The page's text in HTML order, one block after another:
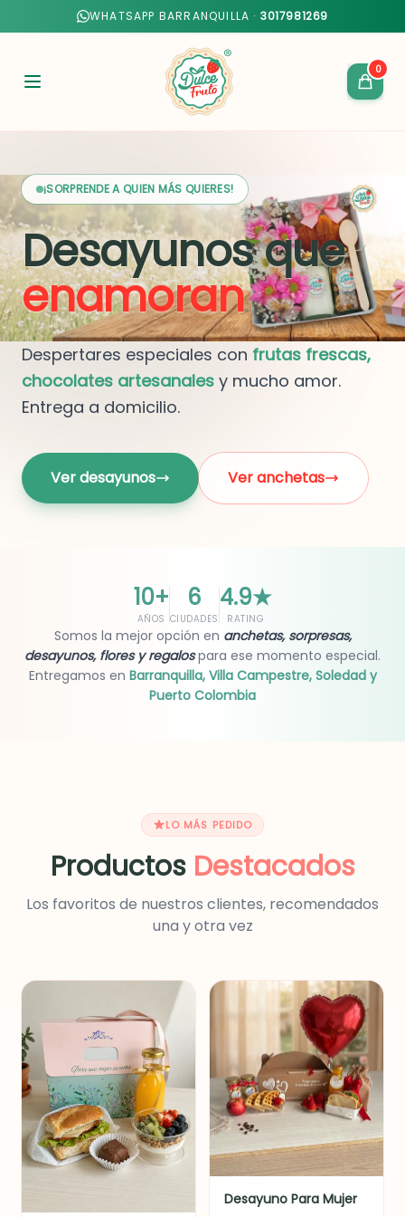
WHATSAPP BARRANQUILLA · 3017981269
0
¡SORPRENDE A QUIEN MÁS QUIERES!
Desayunos que
enamoran
Despertares especiales con frutas frescas,
chocolates artesanales y mucho amor.
Entrega a domicilio.
Ver desayunos Ver anchetas
10+
AÑOS
6
CIUDADES
4.9★
RATING
Somos la mejor opción en anchetas, sorpresas,
desayunos, flores y regalospara ese momento especial.
Entregamos en Barranquilla, Villa Campestre, Soledad y
Puerto Colombia
LO MÁS PEDIDO
Productos Destacados
Los favoritos de nuestros clientes, recomendados
una y otra vez
Desayuno Para Mujer